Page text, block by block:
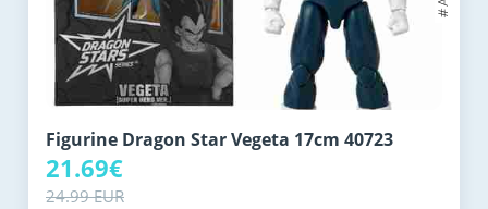
Figurine Dragon Star Vegeta 17cm 40723
21.69€
24.99 EUR